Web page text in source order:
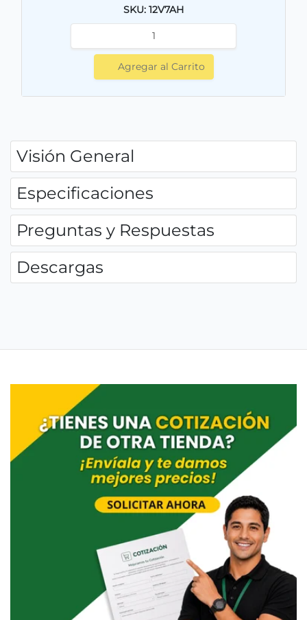
SKU: 12V7AH
Agregar al Carrito
Visión General
Especificaciones
Preguntas y Respuestas
Descargas